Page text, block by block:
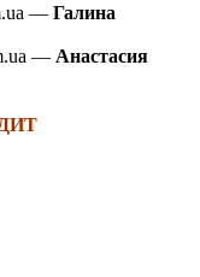
— Галина
— Анастасия